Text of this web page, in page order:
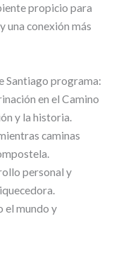
propicio para
una conexión más
Santiago programa:
en el Camino
y la historia.
caminas
personal y
el mundo y